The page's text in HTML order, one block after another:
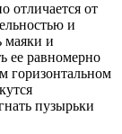
отличается от
и
маяки и
ее равномерно
горизонтальном
пузырьки